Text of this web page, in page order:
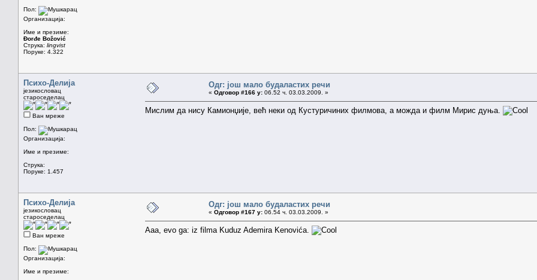
Пол:
Организација:
Име и презиме:
Đorđe Božović
Струка: lingvist
Поруке: 4.322
Психо-Делија
језикословац
староседелац
Ван мреже
Пол:
Организација:
Име и презиме:
Струка:
Поруке: 1.457
Одг: још мало будаластих речи
« Одговор #166 у: 06.52 ч. 03.03.2009. »
Мислим да нису Камионџије, већ неки од Кустуричиних филмова, а можда и филм Мирис дуња.
Психо-Делија
језикословац
староседелац
Ван мреже
Пол:
Организација:
Име и презиме:
Одг: још мало будаластих речи
« Одговор #167 у: 06.54 ч. 03.03.2009. »
Aaa, evo ga: iz filma Kuduz Ademira Kenovića.